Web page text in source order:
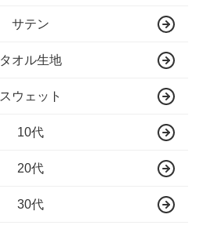
サテン
タオル生地
スウェット
10代
20代
30代